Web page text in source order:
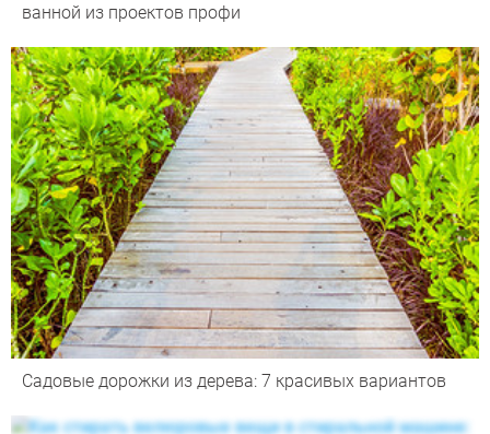
ванной из проектов профи
Садовые дорожки из дерева: 7 красивых вариантов